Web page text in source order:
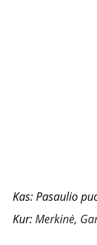
Kas: Pasaulio
Kur: Merkinė,